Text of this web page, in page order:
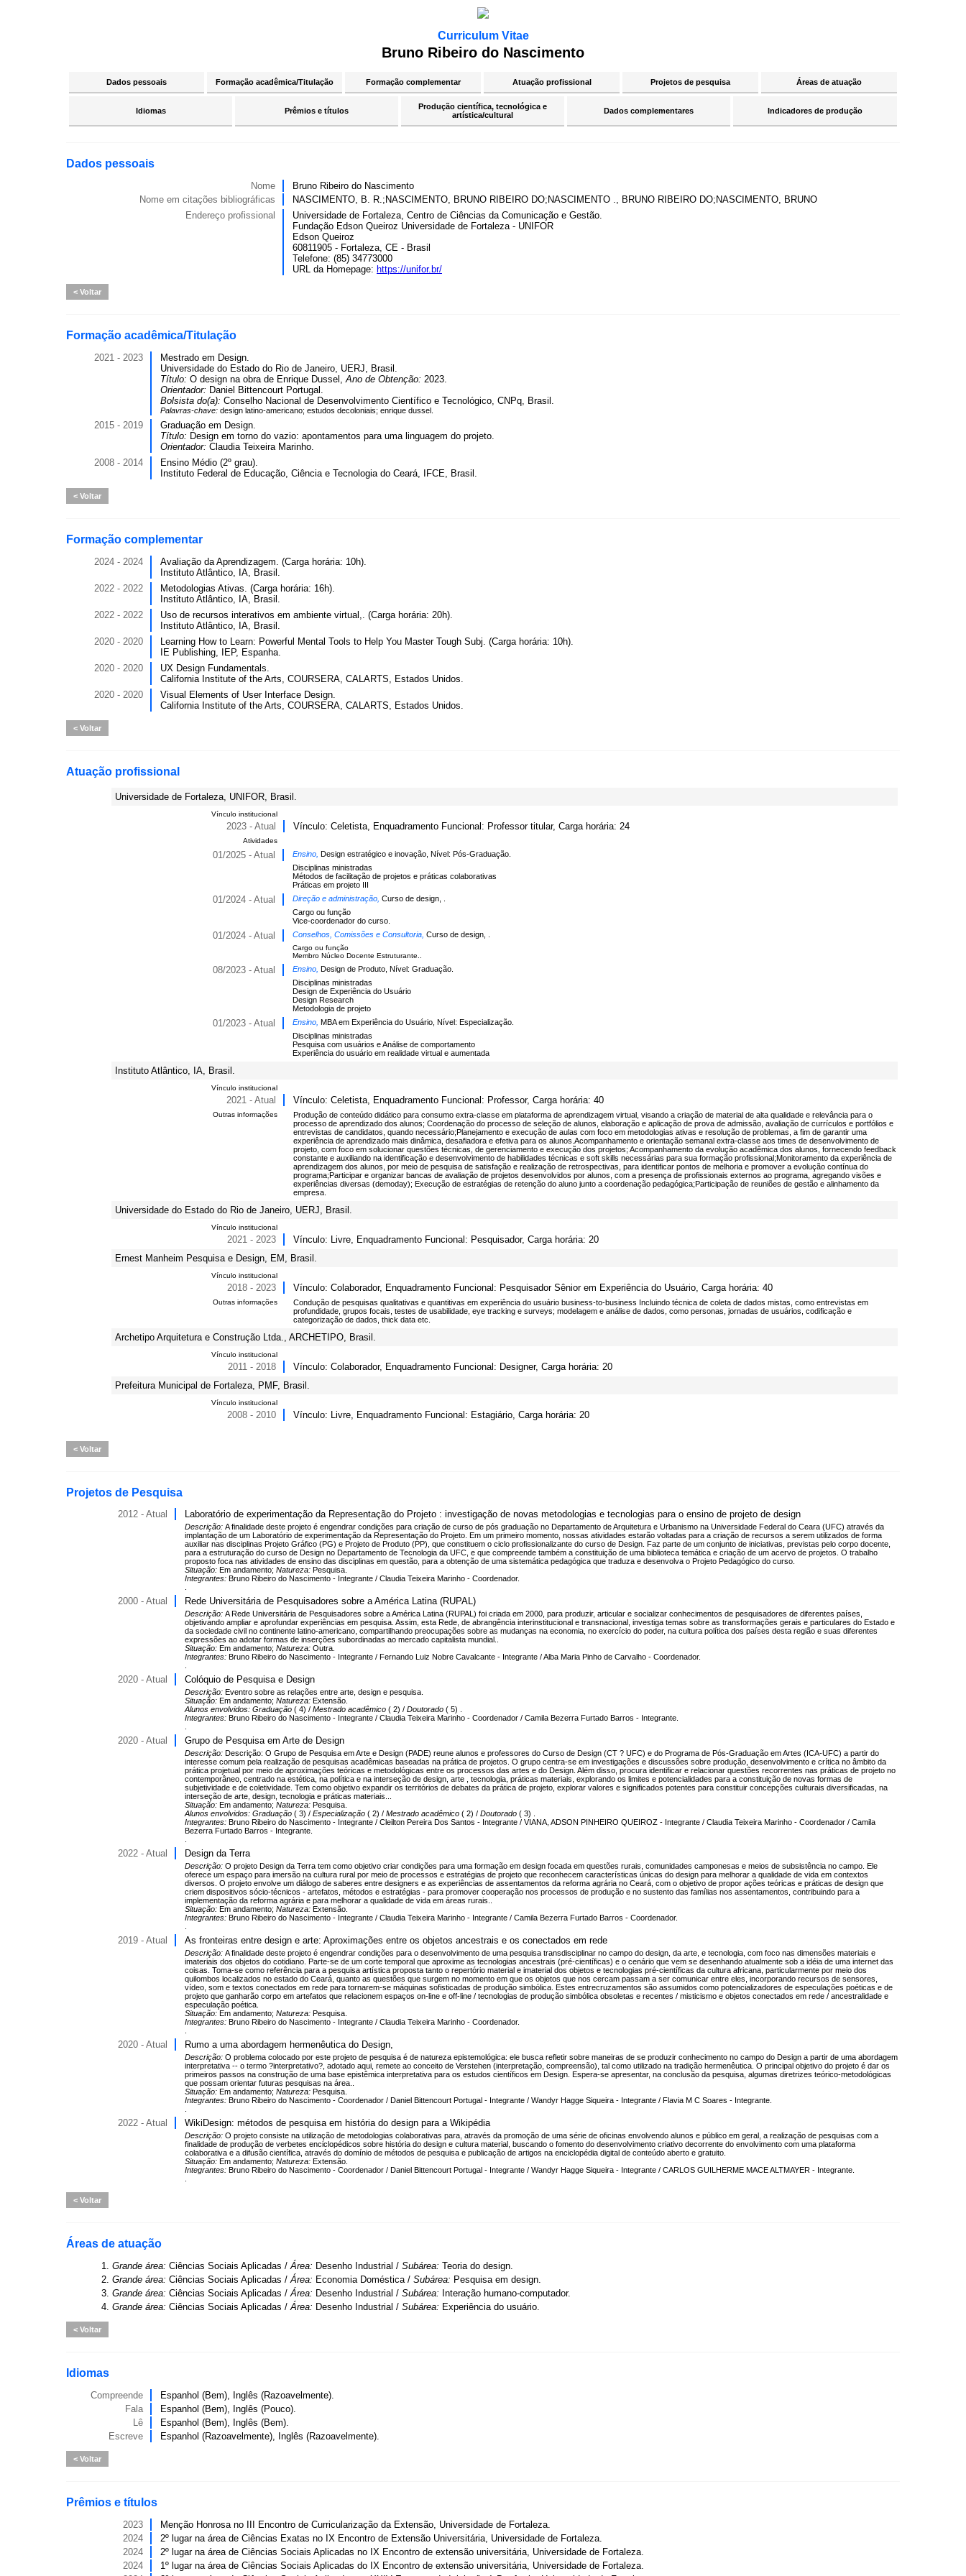
Curriculum Vitae
Bruno Ribeiro do Nascimento
Dados pessoais Formação acadêmica/Titulação Formação complementar Atuação profissional Projetos de pesquisa Áreas de atuação
Idiomas Prêmios e títulos
Produção científica, tecnológica e
artística/cultural
Dados complementares Indicadores de produção
Dados pessoais
Nome
Bruno Ribeiro do Nascimento
Nome em citações bibliográficas
NASCIMENTO, B. R.;NASCIMENTO, BRUNO RIBEIRO DO;NASCIMENTO ., BRUNO RIBEIRO DO;NASCIMENTO, BRUNO
Endereço profissional
Universidade de Fortaleza, Centro de Ciências da Comunicação e Gestão.
Fundação Edson Queiroz Universidade de Fortaleza - UNIFOR
Edson Queiroz
60811905 - Fortaleza, CE - Brasil
Telefone: (85) 34773000
URL da Homepage: https://unifor.br/
Voltar
Formação acadêmica/Titulação
2021 - 2023
Mestrado em Design.
Universidade do Estado do Rio de Janeiro, UERJ, Brasil.
Título: O design na obra de Enrique Dussel,Ano de Obtenção: 2023.
Orientador: Daniel Bittencourt Portugal.
Bolsista do(a): Conselho Nacional de Desenvolvimento Científico e Tecnológico, CNPq, Brasil.
Palavras-chave: design latino-americano; estudos decoloniais; enrique dussel.
2015 - 2019
Graduação em Design.
Título: Design em torno do vazio: apontamentos para uma linguagem do projeto.
Orientador: Claudia Teixeira Marinho.
2008 - 2014
Ensino Médio (2º grau).
Instituto Federal de Educação, Ciência e Tecnologia do Ceará, IFCE, Brasil.
Voltar
Formação complementar
2024 - 2024
Avaliação da Aprendizagem. (Carga horária: 10h).
Instituto Atlântico, IA, Brasil.
2022 - 2022
Metodologias Ativas. (Carga horária: 16h).
Instituto Atlântico, IA, Brasil.
2022 - 2022
Uso de recursos interativos em ambiente virtual,. (Carga horária: 20h).
Instituto Atlântico, IA, Brasil.
2020 - 2020
Learning How to Learn: Powerful Mental Tools to Help You Master Tough Subj. (Carga horária: 10h).
IE Publishing, IEP, Espanha.
2020 - 2020
UX Design Fundamentals.
California Institute of the Arts, COURSERA, CALARTS, Estados Unidos.
2020 - 2020
Visual Elements of User Interface Design.
California Institute of the Arts, COURSERA, CALARTS, Estados Unidos.
Voltar
Atuação profissional
Universidade de Fortaleza, UNIFOR, Brasil.
Vínculo institucional
2023 - Atual Vínculo: Celetista, Enquadramento Funcional: Professor titular, Carga horária: 24
Atividades
01/2025 - Atual Ensino, Design estratégico e inovação, Nível: Pós-Graduação.
Disciplinas ministradas
Métodos de facilitação de projetos e práticas colaborativas
Práticas em projeto III
01/2024 - Atual Direção e administração, Curso de design, .
Cargo ou função
Vice-coordenador do curso.
01/2024 - Atual Conselhos, Comissões e Consultoria, Curso de design, .
Cargo ou função
Membro Núcleo Docente Estruturante..
08/2023 - Atual Ensino, Design de Produto, Nível: Graduação.
Disciplinas ministradas
Design de Experiência do Usuário
Design Research
Metodologia de projeto
01/2023 - Atual Ensino, MBA em Experiência do Usuário, Nível: Especialização.
Disciplinas ministradas
Pesquisa com usuários e Análise de comportamento
Experiência do usuário em realidade virtual e aumentada
Instituto Atlântico, IA, Brasil.
Vínculo institucional
2021 - Atual Vínculo: Celetista, Enquadramento Funcional: Professor, Carga horária: 40
Outras informações
Produção de conteúdo didático para consumo extra-classe em plataforma de aprendizagem virtual, visando a criação de material de alta qualidade e relevância para o
processo de aprendizado dos alunos; Coordenação do processo de seleção de alunos, elaboração e aplicação de prova de admissão, avaliação de currículos e portfólios e
entrevistas de candidatos, quando necessário;Planejamento e execução de aulas com foco em metodologias ativas e resolução de problemas, a fim de garantir uma
experiência de aprendizado mais dinâmica, desafiadora e efetiva para os alunos.Acompanhamento e orientação semanal extra-classe aos times de desenvolvimento de
projeto, com foco em solucionar questões técnicas, de gerenciamento e execução dos projetos; Acompanhamento da evolução acadêmica dos alunos, fornecendo feedback
constante e auxiliando na identificação e desenvolvimento de habilidades técnicas e soft skills necessárias para sua formação profissional;Monitoramento da experiência de
aprendizagem dos alunos, por meio de pesquisa de satisfação e realização de retrospectivas, para identificar pontos de melhoria e promover a evolução contínua do
programa;Participar e organizar bancas de avaliação de projetos desenvolvidos por alunos, com a presença de profissionais externos ao programa, agregando visões e
experiências diversas (demoday); Execução de estratégias de retenção do aluno junto a coordenação pedagógica;Participação de reuniões de gestão e alinhamento da
empresa.
Universidade do Estado do Rio de Janeiro, UERJ, Brasil.
Vínculo institucional
2021 - 2023
Vínculo: Livre, Enquadramento Funcional: Pesquisador, Carga horária: 20
Ernest Manheim Pesquisa e Design, EM, Brasil.
Vínculo institucional
2018 - 2023 Vínculo: Colaborador, Enquadramento Funcional: Pesquisador Sênior em Experiência do Usuário, Carga horária: 40
Outras informações
Condução de pesquisas qualitativas e quantitivas em experiência do usuário business-to-business Incluindo técnica de coleta de dados mistas, como entrevistas em
profundidade, grupos focais, testes de usabilidade, eye tracking e surveys; modelagem e análise de dados, como personas, jornadas de usuários, codificação e
categorização de dados, thick data etc.
Archetipo Arquitetura e Construção Ltda., ARCHETIPO, Brasil.
Vínculo institucional
2011 - 2018
Vínculo: Colaborador, Enquadramento Funcional: Designer, Carga horária: 20
Prefeitura Municipal de Fortaleza, PMF, Brasil.
Vínculo institucional
2008 - 2010 Vínculo: Livre, Enquadramento Funcional: Estagiário, Carga horária: 20
Voltar
Projetos de Pesquisa
2012 - Atual Laboratório de experimentação da Representação do Projeto : investigação de novas metodologias e tecnologias para o ensino de projeto de design
Descrição: A finalidade deste projeto é engendrar condições para criação de curso de pós graduação no Departamento de Arquitetura e Urbanismo na Universidade Federal do Ceara (UFC) através da
implantação de um Laboratório de experimentação da Representação do Projeto. Em um primeiro momento, nossas atividades estarão voltadas para a criação de recursos a serem utilizados de forma
auxiliar nas disciplinas Projeto Gráfico (PG) e Projeto de Produto (PP), que constituem o ciclo profissionalizante do curso de Design. Faz parte de um conjunto de iniciativas, previstas pelo corpo docente,
para a estruturação do curso de Design no Departamento de Tecnologia da UFC, e que compreende também a constituição de uma biblioteca temática e criação de um acervo de projetos. O trabalho
proposto foca nas atividades de ensino das disciplinas em questão, para a obtenção de uma sistemática pedagógica que traduza e desenvolva o Projeto Pedagógico do curso.
Situação: Em andamento; Natureza: Pesquisa.
Integrantes: Bruno Ribeiro do Nascimento - Integrante / Claudia Teixeira Marinho - Coordenador.
2000 - Atual Rede Universitária de Pesquisadores sobre a América Latina (RUPAL)
Descrição: A Rede Universitária de Pesquisadores sobre a América Latina (RUPAL) foi criada em 2000, para produzir, articular e socializar conhecimentos de pesquisadores de diferentes países,
objetivando ampliar e aprofundar experiências em pesquisa. Assim, esta Rede, de abrangência interinstitucional e transnacional, investiga temas sobre as transformações gerais e particulares do Estado e
da sociedade civil no continente latino-americano, compartilhando preocupações sobre as mudanças na economia, no exercício do poder, na cultura política dos países desta região e suas diferentes
expressões ao adotar formas de inserções subordinadas ao mercado capitalista mundial..
Situação: Em andamento; Natureza: Outra.
Integrantes: Bruno Ribeiro do Nascimento - Integrante / Fernando Luiz Nobre Cavalcante - Integrante / Alba Maria Pinho de Carvalho - Coordenador.
2020 - Atual Colóquio de Pesquisa e Design
Descrição: Eventro sobre as relações entre arte, design e pesquisa.
Situação: Em andamento; Natureza: Extensão.
Alunos envolvidos: Graduação ( 4) / Mestrado acadêmico ( 2) / Doutorado ( 5) .
Integrantes: Bruno Ribeiro do Nascimento - Integrante / Claudia Teixeira Marinho - Coordenador / Camila Bezerra Furtado Barros - Integrante.
2020 - Atual Grupo de Pesquisa em Arte de Design
Descrição: Descrição: O Grupo de Pesquisa em Arte e Design (PADE) reune alunos e professores do Curso de Design (CT ? UFC) e do Programa de Pós-Graduação em Artes (ICA-UFC) a partir do
interesse comum pela realização de pesquisas acadêmicas baseadas na prática de projetos. O grupo centra-se em investigações e discussões sobre produção, desenvolvimento e crítica no âmbito da
prática projetual por meio de aproximações teóricas e metodológicas entre os processos das artes e do Design. Além disso, procura identificar e relacionar questões recorrentes nas práticas de projeto no
contemporâneo, centrado na estética, na política e na interseção de design, arte , tecnologia, práticas materiais, explorando os limites e potencialidades para a constituição de novas formas de
subjetividade e de coletividade. Tem como objetivo expandir os territórios de debates da prática de projeto, explorar valores e significados potentes para constituir concepções culturais diversificadas, na
interseção de arte, design, tecnologia e práticas materiais...
Situação: Em andamento; Natureza: Pesquisa.
Alunos envolvidos: Graduação ( 3) / Especialização ( 2) / Mestrado acadêmico ( 2) / Doutorado ( 3) .
Integrantes: Bruno Ribeiro do Nascimento - Integrante / Cleilton Pereira Dos Santos - Integrante / VIANA, ADSON PINHEIRO QUEIROZ - Integrante / Claudia Teixeira Marinho - Coordenador / Camila
Bezerra Furtado Barros - Integrante.
2022 - Atual Design da Terra
Descrição: O projeto Design da Terra tem como objetivo criar condições para uma formação em design focada em questões rurais, comunidades camponesas e meios de subsistência no campo. Ele
oferece um espaço para imersão na cultura rural por meio de processos e estratégias de projeto que reconhecem características únicas do design para melhorar a qualidade de vida em contextos
diversos. O projeto envolve um diálogo de saberes entre designers e as experiências de assentamentos da reforma agrária no Ceará, com o objetivo de propor ações teóricas e práticas de design que
criem dispositivos sócio-técnicos - artefatos, métodos e estratégias - para promover cooperação nos processos de produção e no sustento das famílias nos assentamentos, contribuindo para a
implementação da reforma agrária e para melhorar a qualidade de vida em áreas rurais..
Situação: Em andamento; Natureza: Extensão.
Integrantes: Bruno Ribeiro do Nascimento - Integrante / Claudia Teixeira Marinho - Integrante / Camila Bezerra Furtado Barros - Coordenador.
2019 - Atual As fronteiras entre design e arte: Aproximações entre os objetos ancestrais e os conectados em rede
Descrição: A finalidade deste projeto é engendrar condições para o desenvolvimento de uma pesquisa transdisciplinar no campo do design, da arte, e tecnologia, com foco nas dimensões materiais e
imateriais dos objetos do cotidiano. Parte-se de um corte temporal que aproxime as tecnologias ancestrais (pré-científicas) e o cenário que vem se desenhando atualmente sob a idéia de uma internet das
coisas. Toma-se como referência para a pesquisa artística proposta tanto o repertório material e imaterial dos objetos e tecnologias pré-científicas da cultura africana, particularmente por meio dos
quilombos localizados no estado do Ceará, quanto as questões que surgem no momento em que os objetos que nos cercam passam a ser comunicar entre eles, incorporando recursos de sensores,
vídeo, som e textos conectados em rede para tornarem-se máquinas sofisticadas de produção simbólica. Estes entrecruzamentos são assumidos como potencializadores de especulações poéticas e de
projeto que ganharão corpo em artefatos que relacionem espaços on-line e off-line / tecnologias de produção simbólica obsoletas e recentes / misticismo e objetos conectados em rede / ancestralidade e
especulação poética.
Situação: Em andamento; Natureza: Pesquisa.
Integrantes: Bruno Ribeiro do Nascimento - Integrante / Claudia Teixeira Marinho - Coordenador.
2020 - Atual Rumo a uma abordagem hermenêutica do Design,
Descrição: O problema colocado por este projeto de pesquisa é de natureza epistemológica: ele busca refletir sobre maneiras de se produzir conhecimento no campo do Design a partir de uma abordagem
interpretativa -- o termo ?interpretativo?, adotado aqui, remete ao conceito de Verstehen (interpretação, compreensão), tal como utilizado na tradição hermenêutica. O principal objetivo do projeto é dar os
primeiros passos na construção de uma base epistêmica interpretativa para os estudos científicos em Design. Espera-se apresentar, na conclusão da pesquisa, algumas diretrizes teórico-metodológicas
que possam orientar futuras pesquisas na área..
Situação: Em andamento; Natureza: Pesquisa.
Integrantes: Bruno Ribeiro do Nascimento - Coordenador / Daniel Bittencourt Portugal - Integrante / Wandyr Hagge Siqueira - Integrante / Flavia M C Soares - Integrante.
2022 - Atual WikiDesign: métodos de pesquisa em história do design para a Wikipédia
Descrição: O projeto consiste na utilização de metodologias colaborativas para, através da promoção de uma série de oficinas envolvendo alunos e público em geral, a realização de pesquisas com a
finalidade de produção de verbetes enciclopédicos sobre história do design e cultura material, buscando o fomento do desenvolvimento criativo decorrente do envolvimento com uma plataforma
colaborativa e a difusão científica, através do domínio de métodos de pesquisa e publicação de artigos na enciclopédia digital de conteúdo aberto e gratuito.
Situação: Em andamento; Natureza: Extensão.
Integrantes: Bruno Ribeiro do Nascimento - Coordenador / Daniel Bittencourt Portugal - Integrante / Wandyr Hagge Siqueira - Integrante / CARLOS GUILHERME MACE ALTMAYER - Integrante.
Voltar
Áreas de atuação
1. Grande área: Ciências Sociais Aplicadas /Área: Desenho Industrial / Subárea: Teoria do design.
2. Grande área: Ciências Sociais Aplicadas /Área: Economia Doméstica / Subárea: Pesquisa em design.
3. Grande área: Ciências Sociais Aplicadas /Área: Desenho Industrial / Subárea: Interação humano-computador.
4. Grande área: Ciências Sociais Aplicadas /Área: Desenho Industrial / Subárea: Experiência do usuário.
Voltar
Idiomas
Compreende
Espanhol (Bem), Inglês (Razoavelmente).
Fala
Espanhol (Bem), Inglês (Pouco).
Lê
Espanhol (Bem), Inglês (Bem).
Escreve
Espanhol (Razoavelmente), Inglês (Razoavelmente).
Voltar
Prêmios e títulos
2023
Menção Honrosa no III Encontro de Curricularização da Extensão, Universidade de Fortaleza.
2024
2º lugar na área de Ciências Exatas no IX Encontro de Extensão Universitária, Universidade de Fortaleza.
2024
2º lugar na área de Ciências Sociais Aplicadas no IX Encontro de extensão universitária, Universidade de Fortaleza.
2024
1º lugar na área de Ciências Sociais Aplicadas do IX Encontro de extensão universitária, Universidade de Fortaleza.